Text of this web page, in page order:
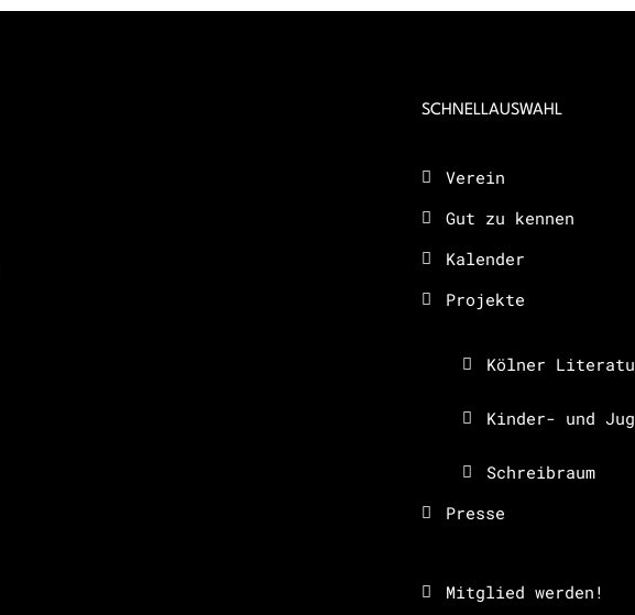
SCHNELLAUSWAHL
Verein
Gut zu kennen
Kalender
Projekte
Kölner
Kinder- und
Schreibraum
Presse
Mitglied werden!